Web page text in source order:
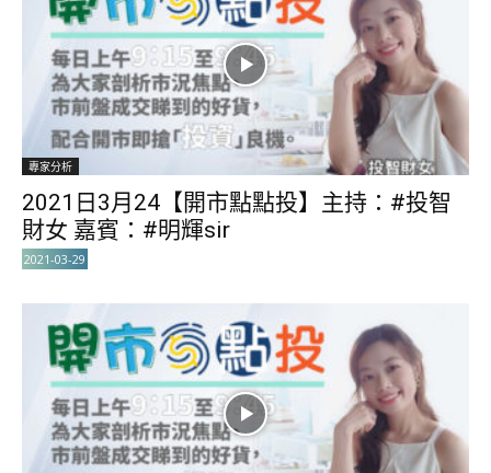
專家分析
2021日3月24【開市點點投】主持：#投智
財女 嘉賓：#明輝sir
2021-03-29